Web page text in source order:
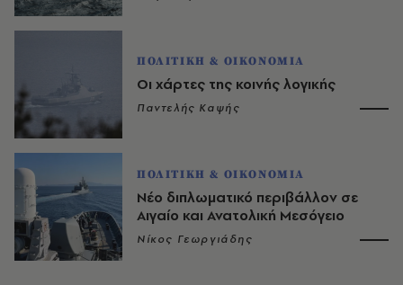
ΠΟΛΙΤΙΚΗ & ΟΙΚΟΝΟΜΙΑ
Οι χάρτες της κοινής λογικής
Παντελής Καψής
ΠΟΛΙΤΙΚΗ & ΟΙΚΟΝΟΜΙΑ
Νέο διπλωματικό περιβάλλον σε
Αιγαίο και Ανατολική Μεσόγειο
Νίκος Γεωργιάδης